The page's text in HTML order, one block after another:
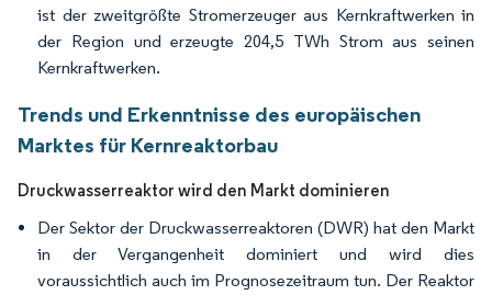
ist der zweitgrößte Stromerzeuger aus Kernkraftwerken in
der Region und erzeugte 204,5 TWh Strom aus seinen
Kernkraftwerken.
Trends und Erkenntnisse des europäischen
Marktes für Kernreaktorbau
Druckwasserreaktor wird den Markt dominieren
Der Sektor der Druckwasserreaktoren (DWR) hat den Markt
in der Vergangenheit dominiert und wird dies
voraussichtlich auch im Prognosezeitraum tun. Der Reaktor